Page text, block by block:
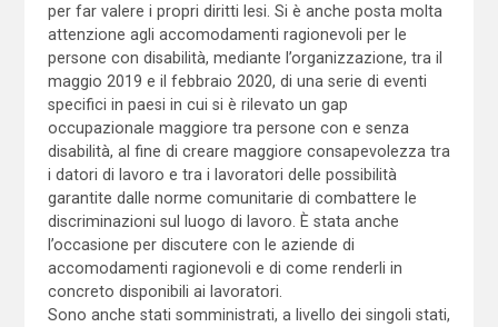
per far valere i propri diritti lesi. Si è anche posta molta
attenzione agli accomodamenti ragionevoli per le
persone con disabilità, mediante l’organizzazione, tra il
maggio 2019 e il febbraio 2020, di una serie di eventi
specifici in paesi in cui si è rilevato un gap
occupazionale maggiore tra persone con e senza
disabilità, al fine di creare maggiore consapevolezza tra
i datori di lavoro e tra i lavoratori delle possibilità
garantite dalle norme comunitarie di combattere le
discriminazioni sul luogo di lavoro. È stata anche
l’occasione per discutere con le aziende di
accomodamenti ragionevoli e di come renderli in
concreto disponibili ai lavoratori.
Sono anche stati somministrati, a livello dei singoli stati,